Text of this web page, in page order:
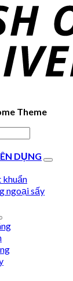
Theme
DỤNG
khuẩn
ngoại sấy